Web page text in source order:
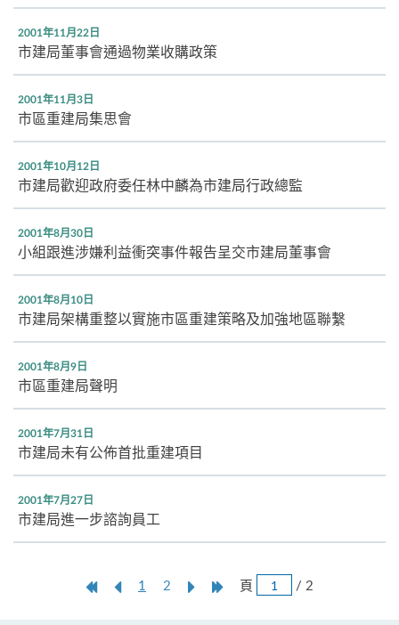
2001年11月22日
市建局董事會通過物業收購政策
2001年11月3日
市區重建局集思會
2001年10月12日
市建局歡迎政府委任林中麟為市建局行政總監
2001年8月30日
小組跟進涉嫌利益衝突事件報告呈交市建局董事會
2001年8月10日
市建局架構重整以實施市區重建策略及加強地區聯繫
2001年8月9日
市區重建局聲明
2001年7月31日
市建局未有公佈首批重建項目
2001年7月27日
市建局進一步諮詢員工
第
上
1 2
NextLast頁 / 2